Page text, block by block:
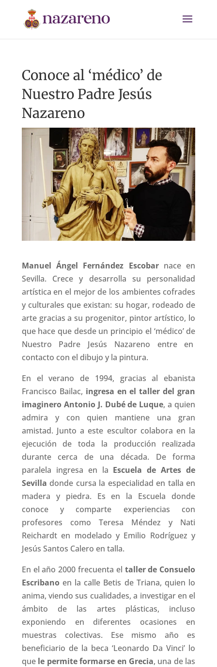
Conoce al ‘médico’ de
Nuestro Padre Jesús
Nazareno
Manuel Ángel Fernández Escobarnace en
Sevilla. Crece y desarrolla su personalidad
artística en el mejor de los ambientes cofrades
y culturales que existan: su hogar, rodeado de
arte gracias a su progenitor, pintor artístico, lo
que hace que desde un principio el ‘médico’ de
Nuestro Padre Jesús Nazareno entre en
contacto con el dibujo y la pintura.
En el verano de 1994, gracias al ebanista
Francisco Bailac, ingresa en el taller del gran
imaginero Antonio J. Dubé de Luque, a quien
admira y con quien mantiene una gran
amistad. Junto a este escultor colabora en la
ejecución de toda la producción realizada
durante cerca de una década. De forma
paralela ingresa en la Escuela de Artes de
Sevilla donde cursa la especialidad en talla en
madera y piedra. Es en la Escuela donde
conoce y comparte experiencias con
profesores como Teresa Méndez y Nati
Reichardt en modelado y Emilio Rodríguez y
Jesús Santos Calero en talla.
En el año 2000 frecuenta el taller de Consuelo
Escribanoen la calle Betis de Triana, quien lo
anima, viendo sus cualidades, a investigar en el
ámbito de las artes plásticas, incluso
exponiendo en diferentes ocasiones en
muestras colectivas. Ese mismo año es
beneficiario de la beca ‘Leonardo Da Vinci’ lo
que le permite formarse en Grecia, una de las